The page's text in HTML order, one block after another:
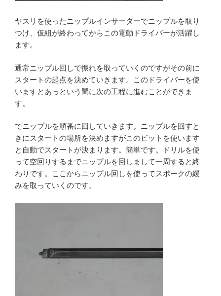
ヤスリを使ったニップルインサーターでニップルを取り
つけ、仮組が終わってからこの電動ドライバーが活躍し
ます。
通常ニップル回しで振れを取っていくのですがその前に
スタートの起点を決めていきます。このドライバーを使
いますとあっという間に次の工程に進むことができま
す。
でニップルを順番に回していきます。ニップルを回すと
きにスタートの場所を決めますがこのビットを使います
と自動でスタートが決まります。簡単です。ドリルを使
って空回りするまでニップルを回しまして一周すると終
わりです。ここからニップル回しを使ってスポークの緩
みを取っていくのです。